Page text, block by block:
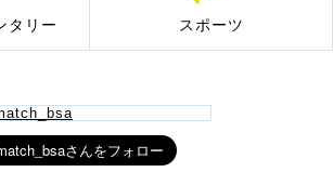
タリー スポーツ